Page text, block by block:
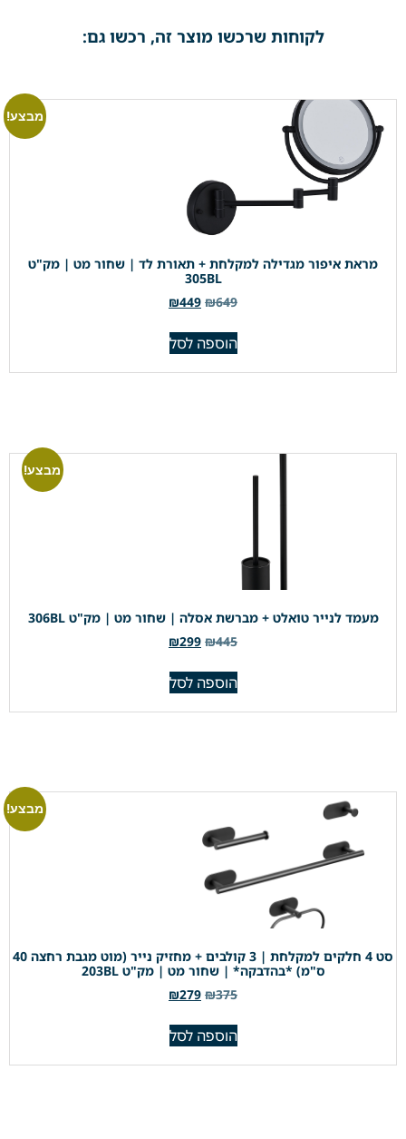
לקוחות שרכשו מוצר זה, רכשו גם:
מבצע!
מראת איפור מגדילה למקלחת + תאורת לד | שחור מט | מק"ט
305BL
₪649
₪449
הוספה לסל
מבצע!
מעמד לנייר טואלט + מברשת אסלה | שחור מט | מק"ט 306BL
₪445
₪299
הוספה לסל
מבצע!
סט 4 חלקים למקלחת | 3 קולבים + מחזיק נייר (מוט מגבת רחצה 40
ס"מ) *בהדבקה* | שחור מט | מק"ט 203BL
₪375
₪279
הוספה לסל